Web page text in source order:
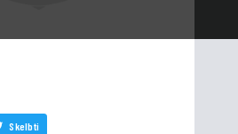
Skelbti